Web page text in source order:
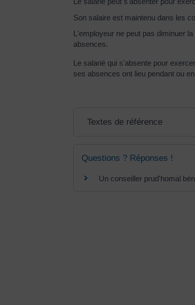
Son salaire est maintenu dans les
L'employeur ne peut pas diminuer
absences.
Le salarié qui s'absente pour
ses absences ont lieu pendant ou
Textes de référence
Questions ? Réponses !
Un conseiller prud'homal